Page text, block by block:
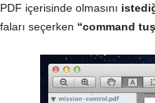
içerisinde olmasını
seçerken “command